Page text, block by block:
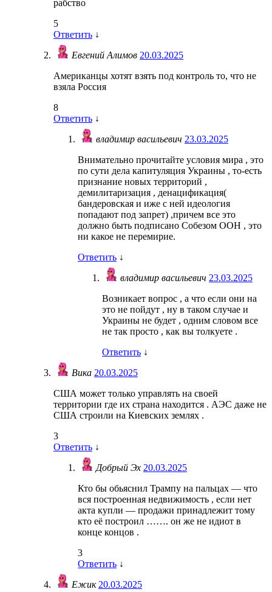
рабство
5
Ответить ↓
Евгений Алимов 20.03.2025
Американцы хотят взять под контроль то, что не
взяла Россия
8
Ответить ↓
владимир васильевич 23.03.2025
Внимательно прочитайте условия мира , это
по сути дела капитуляция Украины , то-есть
признание новых территорий ,
демилитаризация , денацификация(
бандеровская и иже с ней идеология
попадают под запрет) ,причем все это
должно быть подписано Собезом ООН , это
ни какое не перемирие.
Ответить ↓
владимир васильевич 23.03.2025
Возникает вопрос , а что если они на
это не пойдут , ну в таком случае и
Украины не будет , одним словом все
не так просто , как вы толкуете .
Ответить ↓
Вика 20.03.2025
США может только управлять на своей
территории где их страна находится . АЭС даже не
США строили на Киевских землях .
3
Ответить ↓
Добрый Эх 20.03.2025
Кто бы обьяснил Трампу на пальцах — что
вся построенная недвижимость , если нет
акта купли — продажи принадлежит тому
кто её построил ……. он же не идиот в
конце концов .
3
Ответить ↓
Ежик20.03.2025